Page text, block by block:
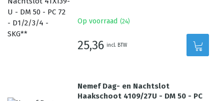
Op voorraad (24)
25,36 incl. BTW
Nemef Dag- en Nachtslot
Haakschoot 4109/27U - DM 50 - PC